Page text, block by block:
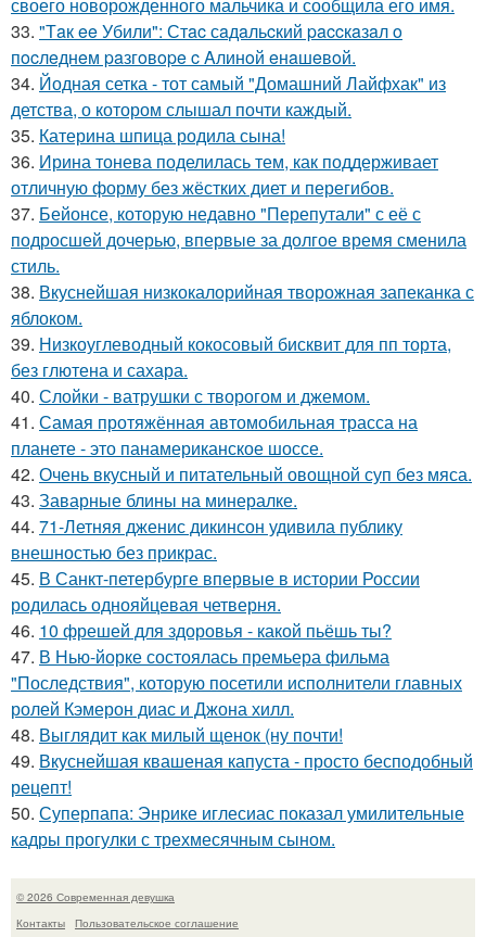
своего новорожденного мальчика и сообщила его имя.
33. "Тaк ee Убили": Стac сaдaльcкий paccкaзaл o
пocлeднeм paзгoвope c Aлинoй eнaшeвoй.
34. Йодная сетка - тот самый "Домашний Лайфхак" из
детства, о котором слышал почти каждый.
35. Катерина шпица родила сына!
36. Ирина тонева поделилась тем, как поддерживает
отличную форму без жёстких диет и перегибов.
37. Бейонсе, которую недавно "Перепутали" с её с
подросшей дочерью, впервые за долгое время сменила
стиль.
38. Вкуснейшая низкокалорийная творожная запеканка с
яблоком.
39. Низкоуглеводный кокосовый бисквит для пп торта,
без глютена и сахара.
40. Слойки - ватрушки с творогом и джемом.
41. Самая протяжённая автомобильная трасса на
планете - это панамериканское шоссе.
42. Очень вкусный и питательный овощной суп без мяса.
43. Заварные блины на минералке.
44. 71-Летняя дженис дикинсон удивила публику
внешностью без прикрас.
45. В Санкт-петербурге впервые в истории России
родилась однояйцевая четверня.
46. 10 фрешей для здоровья - какой пьёшь ты?
47. В Нью-йорке состоялась премьера фильма
"Последствия", которую посетили исполнители главных
ролей Кэмерон диас и Джона хилл.
48. Выглядит как милый щенок (ну почти!
49. Вкуснейшая квашеная капуста - просто бесподобный
рецепт!
50. Суперпапа: Энрике иглесиас показал умилительные
кадры прогулки с трехмесячным сыном.
© 2026 Современная девушка
Контакты
Пользовательское соглашение